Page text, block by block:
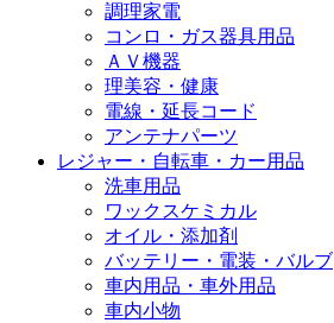
調理家電
コンロ・ガス器具用品
ＡＶ機器
理美容・健康
電線・延長コード
アンテナパーツ
レジャー・自転車・カー用品
洗車用品
ワックスケミカル
オイル・添加剤
バッテリー・電装・バルブ
車内用品・車外用品
車内小物